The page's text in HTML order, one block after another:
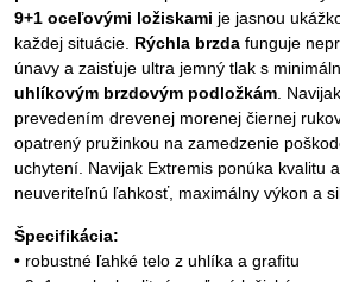
9+1 oceľovými ložiskami je jasnou
každej situácie. Rýchla brzda funguje
únavy a zaisťuje ultra jemný tlak s
uhlíkovým brzdovým podložkám .
prevedením drevenej morenej čiernej
opatrený pružinkou na zamedzenie
uchytení. Navijak Extremis ponúka kvalitu
neuveriteľnú ľahkosť, maximálny výkon a
Špecifikácia:
• robustné ľahké telo z uhlíka a grafitu